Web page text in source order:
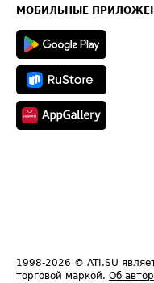
Техническая информация
МОБИЛЬНЫЕ
1998-2026 © ATI.SU
торговой маркой. Об